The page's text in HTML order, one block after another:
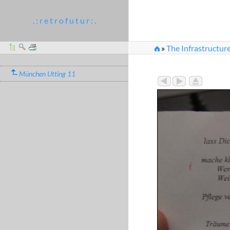
. : r e t r o f u t u r : .
»The
München Utting 11